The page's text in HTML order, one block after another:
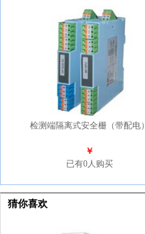
检测端隔离式安全栅（带配电）
￥
已有0人购买
猜你喜欢